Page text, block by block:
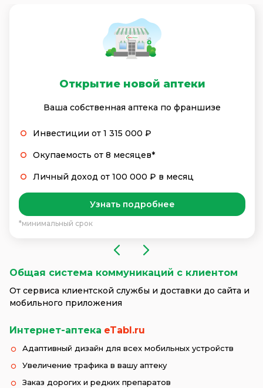
Открытие новой аптеки
Ваша собственная аптека по франшизе
Инвестиции от 1 315 000 ₽
Окупаемость от 8 месяцев*
Личный доход от 100 000 ₽ в месяц
Узнать подробнее
*минимальный срок
Общая система коммуникаций с клиентом
От сервиса клиентской службы и доставки до сайта и
мобильного приложения
Интернет-аптека eTabl.ru
Адаптивный дизайн для всех мобильных устройств
Увеличение трафика в вашу аптеку
Заказ дорогих и редких препаратов